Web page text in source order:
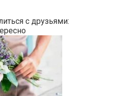
с друзьями: